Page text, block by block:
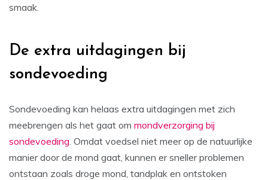
smaak.
De extra uitdagingen bij
sondevoeding
Sondevoeding kan helaas extra uitdagingen met zich
meebrengen als het gaat om mondverzorging bij
sondevoeding . Omdat voedsel niet meer op de natuurlijke
manier door de mond gaat, kunnen er sneller problemen
ontstaan zoals droge mond, tandplak en ontstoken